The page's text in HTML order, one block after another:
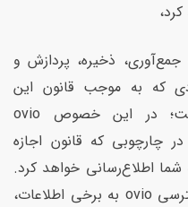
ذخیره، پردازش و
که به موجب قانون این
اقدامات مستلزم رضایت شماست؛ در این خصوص ovio
چارچوبی که قانون اجازه
اطلاع‌رسانی خواهد کرد.
همانطور که قبلا ذکر شد، عدم دسترسی ovio به برخی اطلاعات،